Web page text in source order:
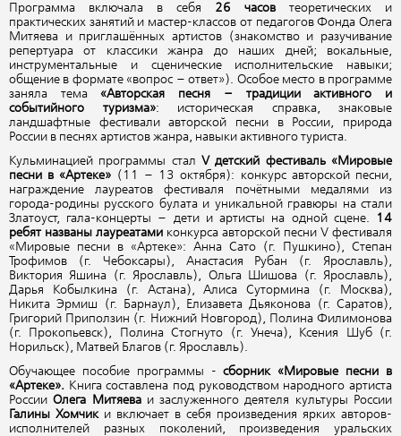
Программа включала в себя 26 часов теоретических и
практических занятий и мастер-классов от педагогов Фонда Олега
Митяева и приглашённых артистов (знакомство и разучивание
репертуара от классики жанра до наших дней; вокальные,
инструментальные и сценические исполнительские навыки;
общение в формате «вопрос – ответ»). Особое место в программе
заняла тема «Авторская песня – традиции активного и
событийного туризма»: историческая справка, знаковые
ландшафтные фестивали авторской песни в России, природа
России в песнях артистов жанра, навыки активного туриста.
Кульминацией программы стал Vдетский фестиваль «Мировые
песни в «Артеке» (11 – 13 октября): конкурс авторской песни,
награждение лауреатов фестиваля почётными медалями из
города-родины русского булата и уникальной гравюры на стали
Златоуст, гала-концерты – дети и артисты на одной сцене.
14
ребят названы лауреатами конкурса авторской песни V фестиваля
«Мировые песни в «Артеке»: Анна Сато (г. Пушкино), Степан
Трофимов (г. Чебоксары), Анастасия Рубан (г. Ярославль),
Виктория Яшина (г. Ярославль), Ольга Шишова (г. Ярославль),
Дарья Кобылкина (г. Астана), Алиса Сутормина (г. Москва),
Никита Эрмиш (г. Барнаул), Елизавета Дьяконова (г. Саратов),
Григорий Приползин (г. Нижний Новгород), Полина Филимонова
(г. Прокопьевск), Полина Стогнуто (г. Унеча), Ксения Шуб (г.
Норильск), Матвей Благов (г. Ярославль).
Обучающее пособие программы -сборник «Мировые песни в
«Артеке». Книга составлена под руководством народного артиста
РоссииОлега Митяева и заслуженного деятеля культуры России
Галины Хомчики включает в себя произведения ярких авторов-
исполнителей разных поколений, произведения уральских